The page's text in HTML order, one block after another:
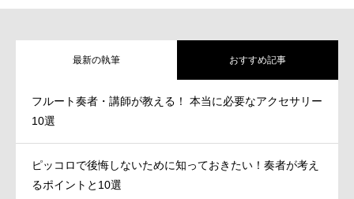
最新の執筆 おすすめ記事
フルート奏者・講師が教える！ 本当に必要なアクセサリー
10選
ピッコロで後悔しないために知っておきたい！奏者が考え
るポイントと10選